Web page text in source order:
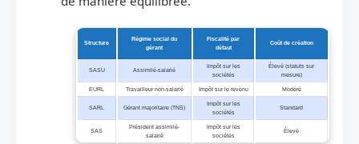
Structure
Régime social du
gérant
Fiscalité par
défaut
Coût de création
SASU Assimilé-salarié
Impôt sur les
sociétés
Élevé (statuts sur
mesure)
EURL Travailleur non-salarié Impôt sur le revenu Modéré
SARL Gérant majoritaire (TNS)
Impôt sur les
sociétés
Standard
SAS
Président assimilé-
salarié
Impôt sur les
sociétés
Élevé